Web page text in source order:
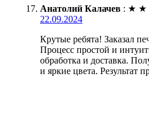
Анатолий Калачев : ★ ★
22.09.2024
Крутые ребята! Заказал
Процесс простой и
обработка и доставка.
и яркие цвета. Результат